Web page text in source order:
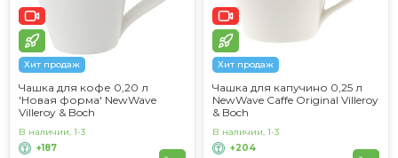
Хит продаж
Чашка для кофе 0,20 л
'Новая форма' NewWave
Villeroy & Boch
В наличии, 1-3
+187
Хит продаж
Чашка для капучино 0,25 л
NewWave Caffe Original Villeroy
& Boch
В наличии, 1-3
+204